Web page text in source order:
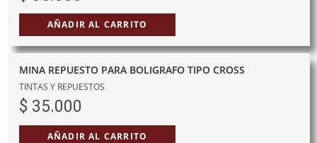
AÑADIR AL CARRITO
MINA REPUESTO PARA BOLIGRAFO TIPO CROSS
TINTAS Y REPUESTOS
$ 35.000
AÑADIR AL CARRITO